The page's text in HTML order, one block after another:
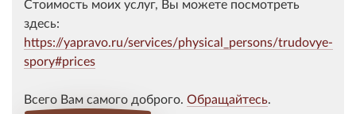
Стоимость моих услуг, Вы можете посмотреть
здесь:
https://yapravo.ru/services/physical_persons/trudovye-
spory#prices
Всего Вам самого доброго. Обращайтесь.